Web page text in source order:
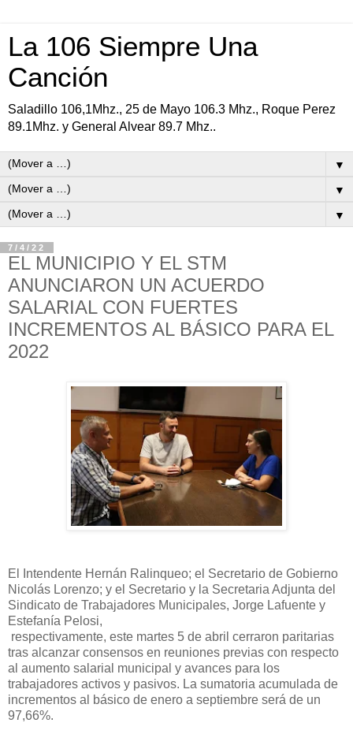
La 106 Siempre Una
Canción
Saladillo 106,1Mhz., 25 de Mayo 106.3 Mhz., Roque Perez
89.1Mhz. y General Alvear 89.7 Mhz..
▼
▼
▼
7/4/22
EL MUNICIPIO Y EL STM
ANUNCIARON UN ACUERDO
SALARIAL CON FUERTES
INCREMENTOS AL BÁSICO PARA EL
2022
El Intendente Hernán Ralinqueo; el Secretario de Gobierno
Nicolás Lorenzo; y el Secretario y la Secretaria Adjunta del
Sindicato de Trabajadores Municipales, Jorge Lafuente y
Estefanía Pelosi,
respectivamente, este martes 5 de abril cerraron paritarias
tras alcanzar consensos en reuniones previas con respecto
al aumento salarial municipal y avances para los
trabajadores activos y pasivos. La sumatoria acumulada de
incrementos al básico de enero a septiembre será de un
97,66%.